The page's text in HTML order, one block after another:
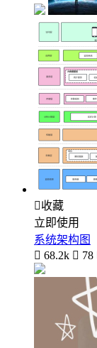
收藏
立即使用
系统架构图
 68.2k  78